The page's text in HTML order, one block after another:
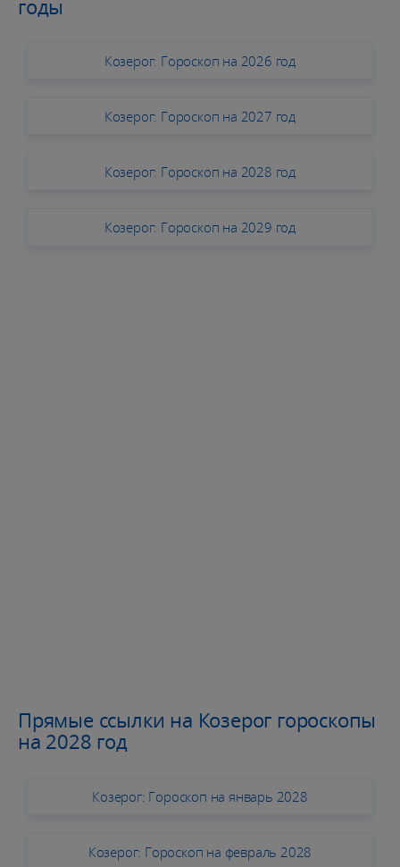
годы
Козерог: Гороскоп на 2026 год
Козерог: Гороскоп на 2027 год
Козерог: Гороскоп на 2028 год
Козерог: Гороскоп на 2029 год
Прямые ссылки на Козерог гороскопы
на 2028 год
Козерог: Гороскоп на январь 2028
Козерог: Гороскоп на февраль 2028